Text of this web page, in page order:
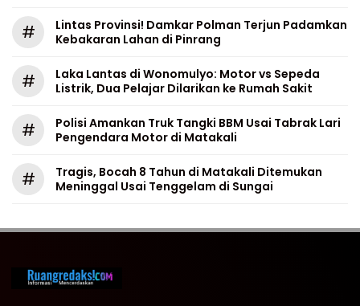
#
Lintas Provinsi! Damkar Polman Terjun Padamkan
Kebakaran Lahan di Pinrang
#
Laka Lantas di Wonomulyo: Motor vs Sepeda
Listrik, Dua Pelajar Dilarikan ke Rumah Sakit
#
Polisi Amankan Truk Tangki BBM Usai Tabrak Lari
Pengendara Motor di Matakali
#
Tragis, Bocah 8 Tahun di Matakali Ditemukan
Meninggal Usai Tenggelam di Sungai